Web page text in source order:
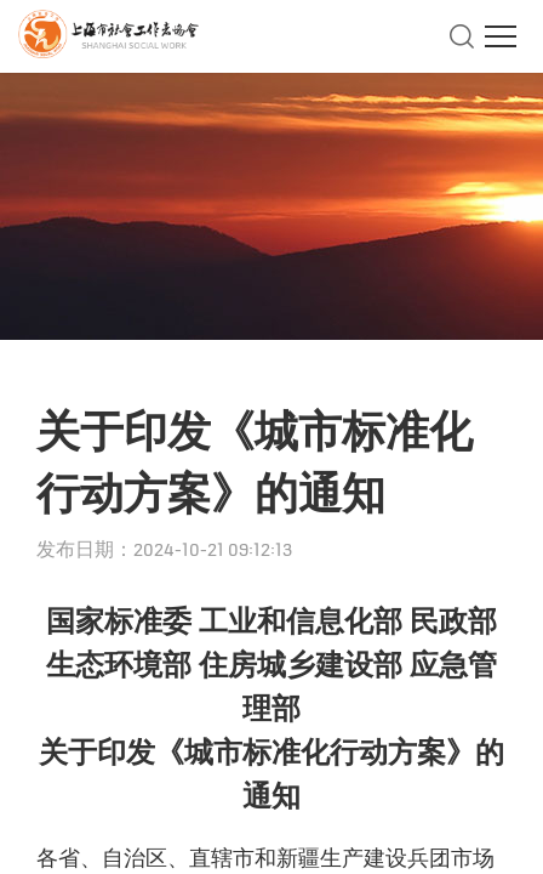
关于印发《城市标准化
行动方案》的通知
发布日期：2024-10-21 09:12:13
国家标准委 工业和信息化部 民政部
生态环境部 住房城乡建设部 应急管
理部
关于印发《城市标准化行动方案》的
通知
各省、自治区、直辖市和新疆生产建设兵团市场